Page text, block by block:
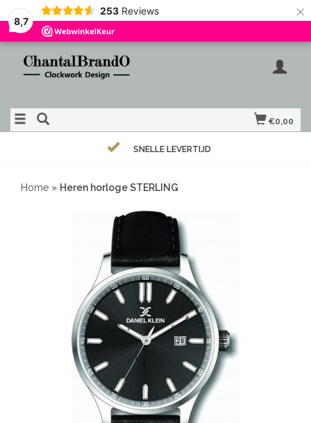
8,7
253 Reviews ×
€0,00
SNELLE LEVERTIJD
Home » Heren horloge STERLING